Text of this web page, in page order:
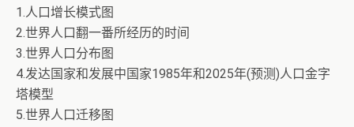
1.人口增长模式图
2.世界人口翻一番所经历的时间
3.世界人口分布图
4.发达国家和发展中国家1985年和2025年(预测)人口金字
塔模型
5.世界人口迁移图